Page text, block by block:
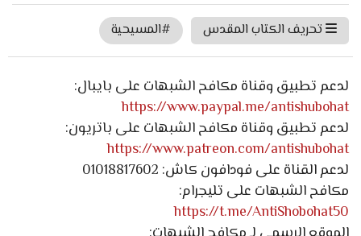
تحريف الكتاب المقدس #المسيحية
لدعم تطبيق وقناة مكافح الشبهات على بايبال:
https://www.paypal.me/antishubohat
لدعم تطبيق وقناة مكافح الشبهات على باتريون:
https://www.patreon.com/antishubohat
لدعم القناة على فودافون كاش: 01018817602
مكافح الشبهات على تليجرام:
https://t.me/AntiShobohat50